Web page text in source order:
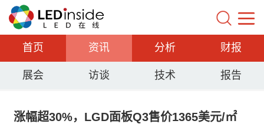
首页 资讯 分析 财报
展会 访谈 技术 报告
涨幅超30%，LGD面板Q3售价1365美元/㎡